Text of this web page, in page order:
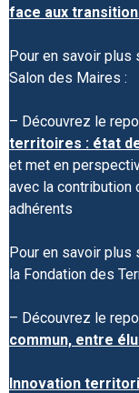
face aux
Pour en savoir plus
Salon des Maires :
– Découvrez le
territoires : état
et met en
avec la contribution
adhérents
Pour en savoir plus
la Fondation des
– Découvrez le
commun, entre
Innovation